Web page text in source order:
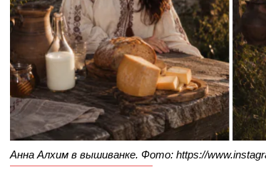
Анна Алхим в вышиванке. Фото: https://